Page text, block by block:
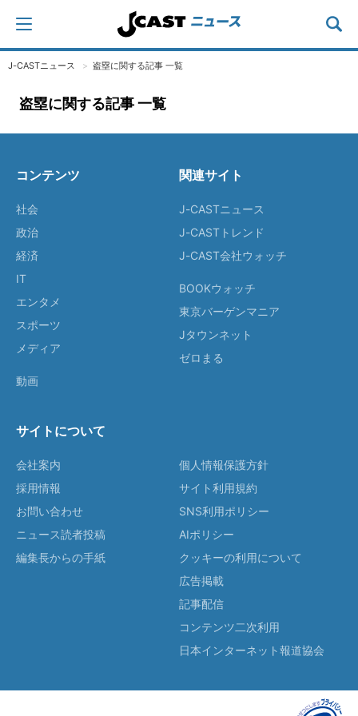
J-CASTニュース 盗塁に関する記事 一覧
盗塁に関する記事 一覧
コンテンツ
社会
政治
経済
IT
エンタメ
スポーツ
メディア
動画
関連サイト
J-CASTニュース
J-CASTトレンド
J-CAST会社ウォッチ
BOOKウォッチ
東京バーゲンマニア
Jタウンネット
ゼロまる
サイトについて
会社案内
採用情報
お問い合わせ
ニュース読者投稿
編集長からの手紙
個人情報保護方針
サイト利用規約
SNS利用ポリシー
AIポリシー
クッキーの利用について
広告掲載
記事配信
コンテンツ二次利用
日本インターネット報道協会